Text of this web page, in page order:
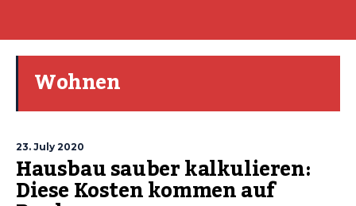
Wohnen
23. July 2020
Hausbau sauber kalkulieren:
Diese Kosten kommen auf